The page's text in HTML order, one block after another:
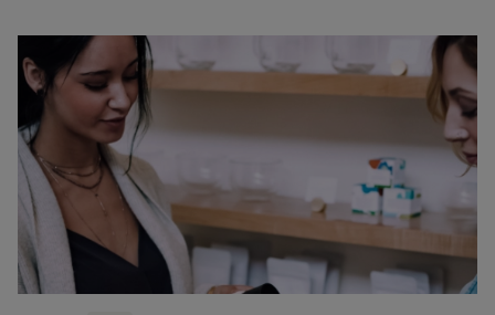
gezondheidszorg en welzijn. Heel handig voor zowel
patiënten als zorgverleners.